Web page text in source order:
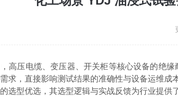
高压电缆、变压器、开关柜等核心设备的绝
求，直接影响测试结果的准确性与设备运维
选型优选，其选型逻辑与实战反馈为行业提供